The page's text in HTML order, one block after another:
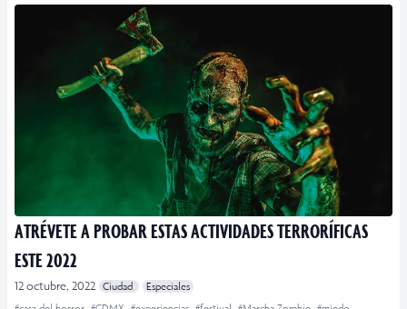
ATRÉVETE A PROBAR ESTAS ACTIVIDADES TERRORÍFICAS
ESTE 2022
12 octubre, 2022 Ciudad
Especiales